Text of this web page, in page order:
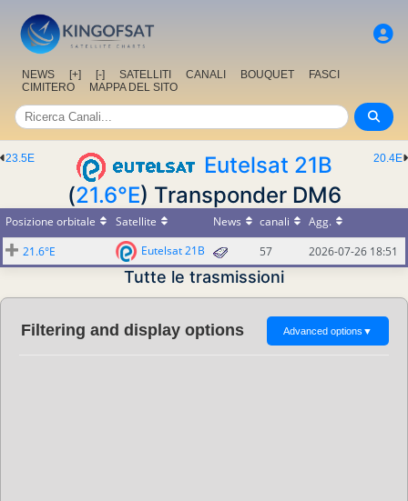
NEWS [+] [-] SATELLITI CANALI BOUQUET
FASCI
CIMITERO
MAPPA DEL SITO
20.4E
23.5E
Eutelsat 21B
(21.6°E) Transponder DM6
Posizione orbitale Satellite News canali
Agg.
21.6°E
Eutelsat 21B 57 2026-07-26 18:51
Tutte le trasmissioni
Filtering and display options Advanced options ▼